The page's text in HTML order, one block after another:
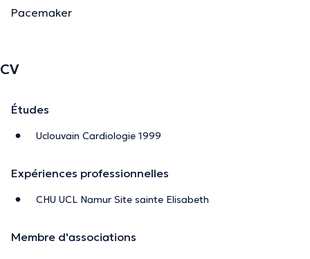
Pacemaker
CV
Études
Uclouvain Cardiologie 1999
Expériences professionnelles
CHU UCL Namur Site sainte Elisabeth
Membre d'associations